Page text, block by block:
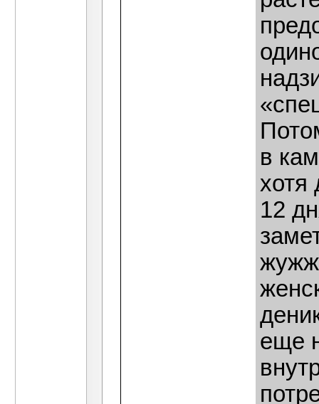
в
хотя
12
еще